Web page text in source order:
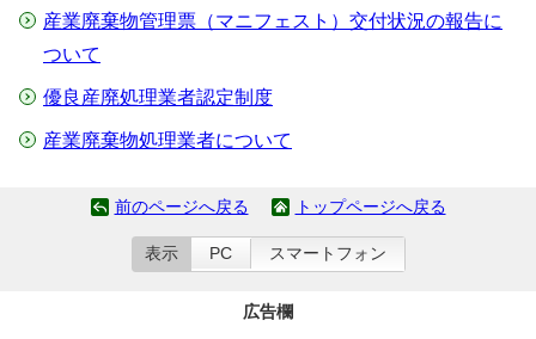
産業廃棄物管理票（マニフェスト）交付状況の報告に
ついて
優良産廃処理業者認定制度
産業廃棄物処理業者について
前のページへ戻る トップページへ戻る
表示 PC スマートフォン
広告欄